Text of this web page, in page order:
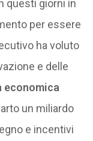
questi giorni in
per essere
ha voluto
e delle
economica
un miliardo
e incentivi